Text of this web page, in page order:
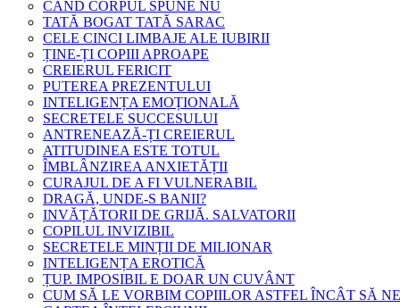
CÂND CORPUL SPUNE NU
TATĂ BOGAT TATĂ SARAC
CELE CINCI LIMBAJE ALE IUBIRII
ȚINE-ȚI COPIII APROAPE
CREIERUL FERICIT
PUTEREA PREZENTULUI
INTELIGENȚA EMOȚIONALĂ
SECRETELE SUCCESULUI
ANTRENEAZĂ-ȚI CREIERUL
ATITUDINEA ESTE TOTUL
ÎMBLÂNZIREA ANXIETĂȚII
CURAJUL DE A FI VULNERABIL
DRAGĂ, UNDE-S BANII?
INVĂȚĂTORII DE GRIJĂ. SALVATORII
COPILUL INVIZIBIL
SECRETELE MINȚII DE MILIONAR
INTELIGENȚA EROTICĂ
ȚUP. IMPOSIBIL E DOAR UN CUVÂNT
CUM SĂ LE VORBIM COPIILOR ASTFEL ÎNCÂT SĂ